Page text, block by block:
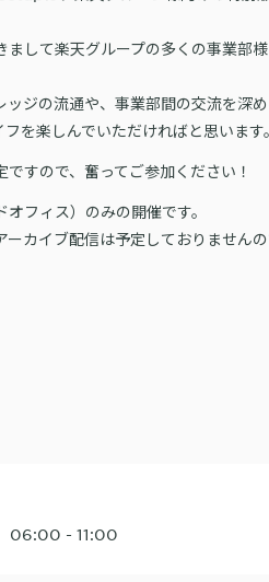
まして楽天グループの多くの事業部
ジの流通や、事業部間の交流を深
を楽しんでいただければと思います。
すので、奮ってご参加ください！
フィス）のみの開催です。
ーカイブ配信は予定しておりません
06:00 - 11:00